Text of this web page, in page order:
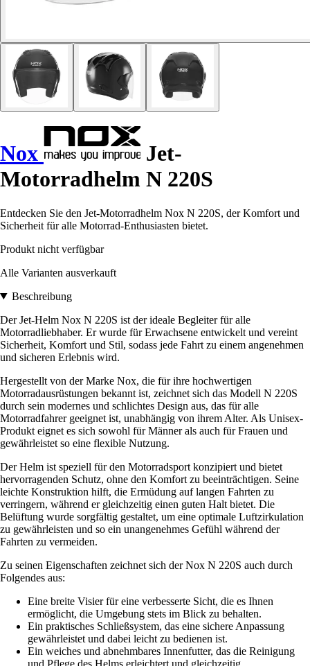
Nox
Jet-
Motorradhelm N 220S
Entdecken Sie den Jet-Motorradhelm Nox N 220S, der Komfort und
Sicherheit für alle Motorrad-Enthusiasten bietet.
Produkt nicht verfügbar
Alle Varianten ausverkauft
Beschreibung
Der Jet-Helm Nox N 220S ist der ideale Begleiter für alle
Motorradliebhaber. Er wurde für Erwachsene entwickelt und vereint
Sicherheit, Komfort und Stil, sodass jede Fahrt zu einem angenehmen
und sicheren Erlebnis wird.
Hergestellt von der Marke Nox, die für ihre hochwertigen
Motorradausrüstungen bekannt ist, zeichnet sich das Modell N 220S
durch sein modernes und schlichtes Design aus, das für alle
Motorradfahrer geeignet ist, unabhängig von ihrem Alter. Als Unisex-
Produkt eignet es sich sowohl für Männer als auch für Frauen und
gewährleistet so eine flexible Nutzung.
Der Helm ist speziell für den Motorradsport konzipiert und bietet
hervorragenden Schutz, ohne den Komfort zu beeinträchtigen. Seine
leichte Konstruktion hilft, die Ermüdung auf langen Fahrten zu
verringern, während er gleichzeitig einen guten Halt bietet. Die
Belüftung wurde sorgfältig gestaltet, um eine optimale Luftzirkulation
zu gewährleisten und so ein unangenehmes Gefühl während der
Fahrten zu vermeiden.
Zu seinen Eigenschaften zeichnet sich der Nox N 220S auch durch
Folgendes aus:
Eine breite Visier für eine verbesserte Sicht, die es Ihnen
ermöglicht, die Umgebung stets im Blick zu behalten.
Ein praktisches Schließsystem, das eine sichere Anpassung
gewährleistet und dabei leicht zu bedienen ist.
Ein weiches und abnehmbares Innenfutter, das die Reinigung
und Pflege des Helms erleichtert und gleichzeitig